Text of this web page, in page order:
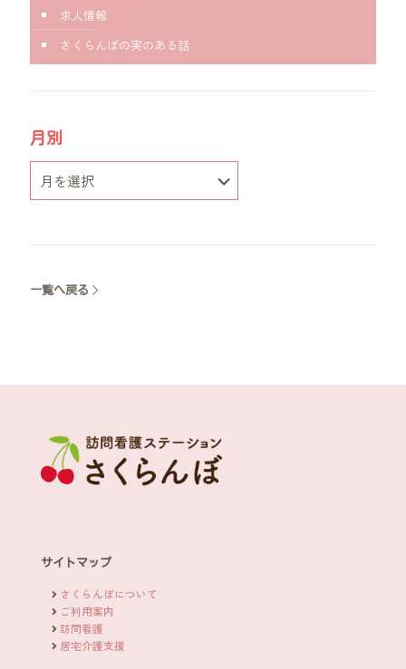
求人情報
さくらんぼの実のある話
月別
一覧へ戻る
サイトマップ
さくらんぼについて
ご利用案内
訪問看護
居宅介護支援